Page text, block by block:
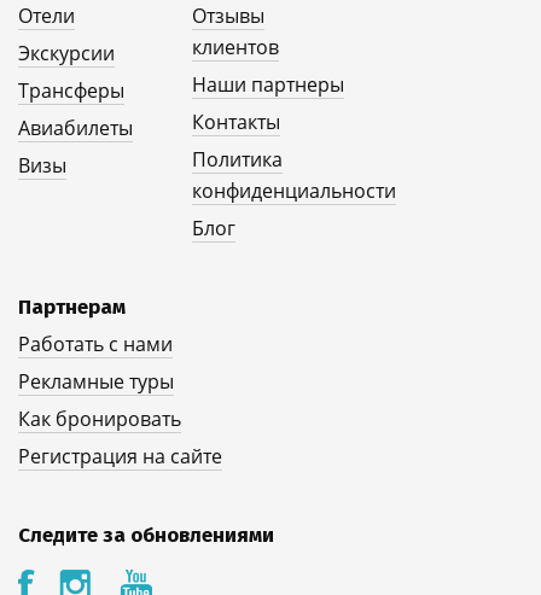
Отели
Экскурсии
Трансферы
Авиабилеты
Визы
Отзывы
клиентов
Наши партнеры
Контакты
Политика
конфиденциальности
Блог
Партнерам
Работать с нами
Рекламные туры
Как бронировать
Регистрация на сайте
Следите за обновлениями